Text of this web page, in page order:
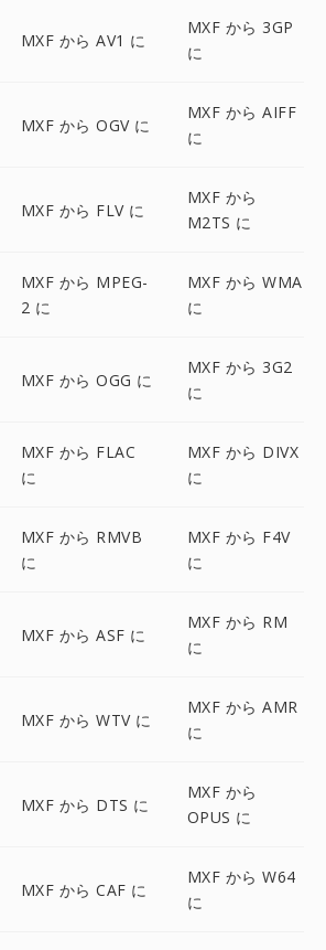
MXF から AV1 に
MXF から 3GP
に
MXF から OGV に
MXF から AIFF
に
MXF から FLV に
MXF から
M2TS に
MXF から MPEG-
2 に
MXF から WMA
に
MXF から OGG に
MXF から 3G2
に
MXF から FLAC
に
MXF から DIVX
に
MXF から RMVB
に
MXF から F4V
に
MXF から ASF に
MXF から RM
に
MXF から WTV に
MXF から AMR
に
MXF から DTS に
MXF から
OPUS に
MXF から CAF に
MXF から W64
に